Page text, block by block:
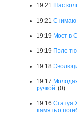
19:21 Щас
19:21 Снимаю
19:19 Мост в
19:19 Поле
19:18
19:17
ручкой. (0)
19:16 Статуя
память о